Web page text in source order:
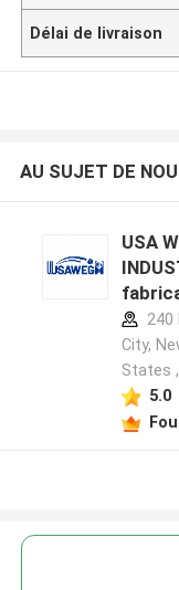
Délai de livraison
AU SUJET DE
USA
240
City,
States
5.0